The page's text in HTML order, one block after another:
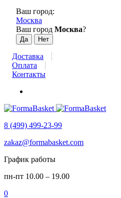
Ваш город:
Москва
Ваш город Москва?
Доставка
Оплата
Контакты
8 (499) 499-23-99
zakaz@formabasket.com
График работы
пн-пт 10.00 – 19.00
0